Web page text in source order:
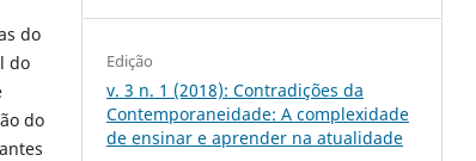
do
do
do
Edição
v. 3 n. 1 (2018): Contradições da
Contemporaneidade: A complexidade
de ensinar e aprender na atualidade